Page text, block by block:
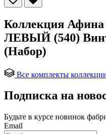
Коллекция
ЛЕВЫЙ (540)
(Набор)
Все комплекты
Подписка на
Будьте в курсе новинок
Email